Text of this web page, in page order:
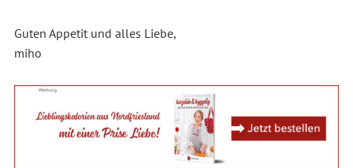
Guten Appetit und alles Liebe,
miho